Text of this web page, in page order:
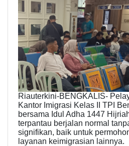
Riauterkini-BENGKALIS-
Kantor Imigrasi Kelas II TPI
bersama Idul Adha 1447
terpantau berjalan normal
signifikan, baik untuk
layanan keimigrasian lainnya.